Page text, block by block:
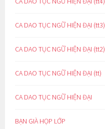
CA DAO TỤC NGỮ HIỆN ĐẠI (tt3)
CA DAO TỤC NGỮ HIỆN ĐẠI (tt2)
CA DAO TỤC NGỮ HIỆN ĐẠI (tt)
CA DAO TỤC NGỮ HIỆN ĐẠI
BẠN GIÀ HỌP LỚP